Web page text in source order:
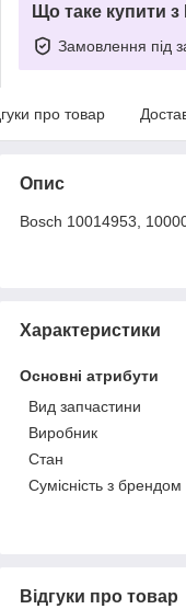
Що таке купити
Замовлення під
про товар
Опис
Bosch 10014953,
Характеристики
Основні атрибути
Вид запчастини
Виробник
Стан
Сумісність з брендом
Відгуки про товар